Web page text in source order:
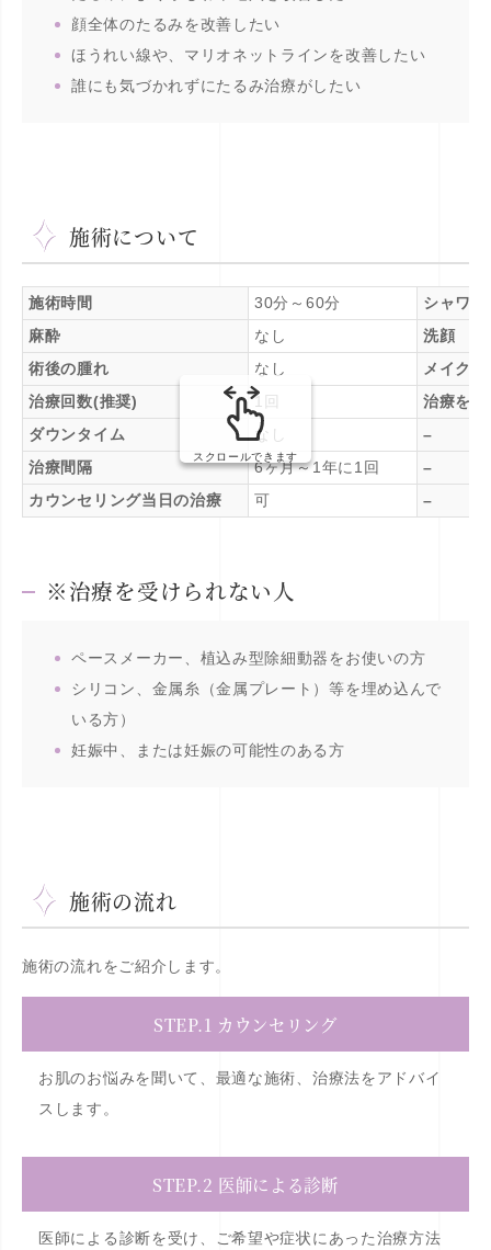
顔全体のたるみを改善したい
ほうれい線や、マリオネットラインを改善したい
誰にも気づかれずにたるみ治療がしたい
施術について
施術時間 30分～60分
シャワー
麻酔
なし
洗顔
術後の腫れ
なし
メイク
治療回数(推奨)
1回
治療を
ダウンタイム
なし
–
治療間隔
6ヶ月～1年に1回
–
カウンセリング当日の治療
可 –
スクロールできます
※治療を受けられない人
ペースメーカー、植込み型除細動器をお使いの方
シリコン、金属糸（金属プレート）等を埋め込んで
いる方）
妊娠中、または妊娠の可能性のある方
施術の流れ
施術の流れをご紹介します。
STEP.1 カウンセリング
お肌のお悩みを聞いて、最適な施術、治療法をアドバイ
スします。
STEP.2 医師による診断
医師による診断を受け、ご希望や症状にあった治療方法